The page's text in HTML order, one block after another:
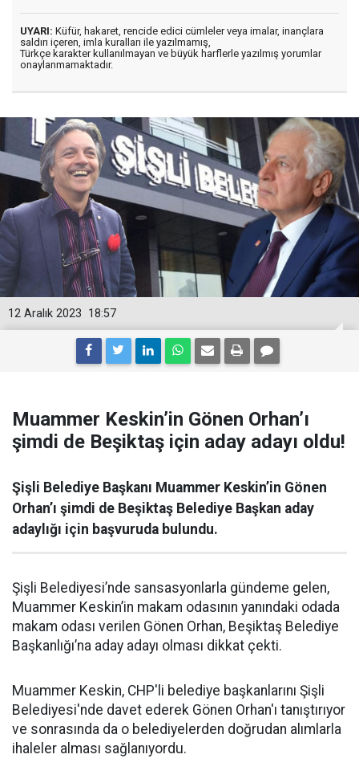
UYARI: Küfür, hakaret, rencide edici cümleler veya imalar, inançlara
saldırı içeren, imla kuralları ile yazılmamış,
Türkçe karakter kullanılmayan ve büyük harflerle yazılmış yorumlar
onaylanmamaktadır.
18:57
12 Aralık 2023
Muammer Keskin’in Gönen Orhan’ı
şimdi de Beşiktaş için aday adayı oldu!
Şişli Belediye Başkanı Muammer Keskin’in Gönen
Orhan’ı şimdi de Beşiktaş Belediye Başkan aday
adaylığı için başvuruda bulundu.
Şişli Belediyesi’nde sansasyonlarla gündeme gelen,
Muammer Keskin’in makam odasının yanındaki odada
makam odası verilen Gönen Orhan, Beşiktaş Belediye
Başkanlığı’na aday adayı olması dikkat çekti.
Muammer Keskin, CHP'li belediye başkanlarını Şişli
Belediyesi'nde davet ederek Gönen Orhan'ı tanıştırıyor
ve sonrasında da o belediyelerden doğrudan alımlarla
ihaleler alması sağlanıyordu.